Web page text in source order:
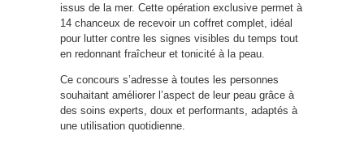
issus de la mer. Cette opération exclusive permet à
14 chanceux de recevoir un coffret complet, idéal
pour lutter contre les signes visibles du temps tout
en redonnant fraîcheur et tonicité à la peau.
Ce concours s’adresse à toutes les personnes
souhaitant améliorer l’aspect de leur peau grâce à
des soins experts, doux et performants, adaptés à
une utilisation quotidienne.